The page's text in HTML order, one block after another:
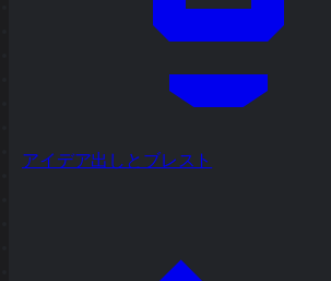
アイデア出しとブレスト